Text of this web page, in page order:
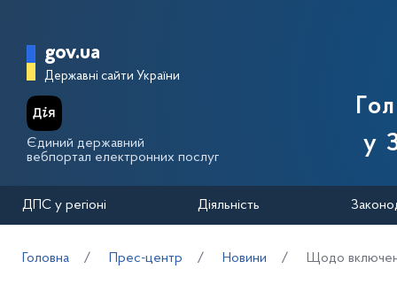
Головна сторінка Державної
gov.ua
Державні сайти України
Єдиний державний
вебпортал електронних послуг
у
ДПС у регіоні Діяльність
Головна Прес-центр Новини Щодо